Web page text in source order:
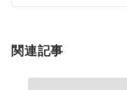
シ
ン
関連記事